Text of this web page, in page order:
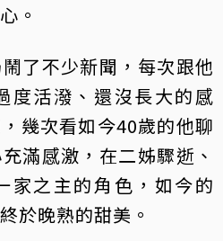
。
了不少新聞，每次跟他
度活潑、還沒長大的感
幾次看如今40歲的他聊
滿感激，在二姊驟逝、
家之主的角色，如今的
於晚熟的甜美。